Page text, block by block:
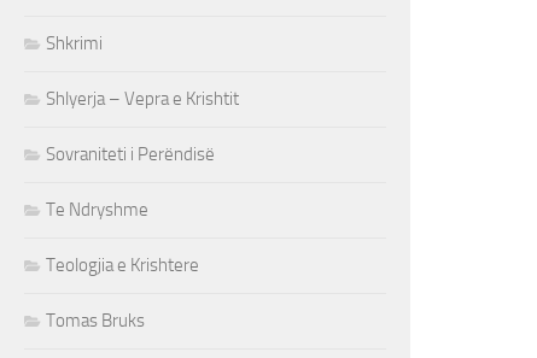
Shkrimi
Shlyerja – Vepra e Krishtit
Sovraniteti i Perëndisë
Te Ndryshme
Teologjia e Krishtere
Tomas Bruks